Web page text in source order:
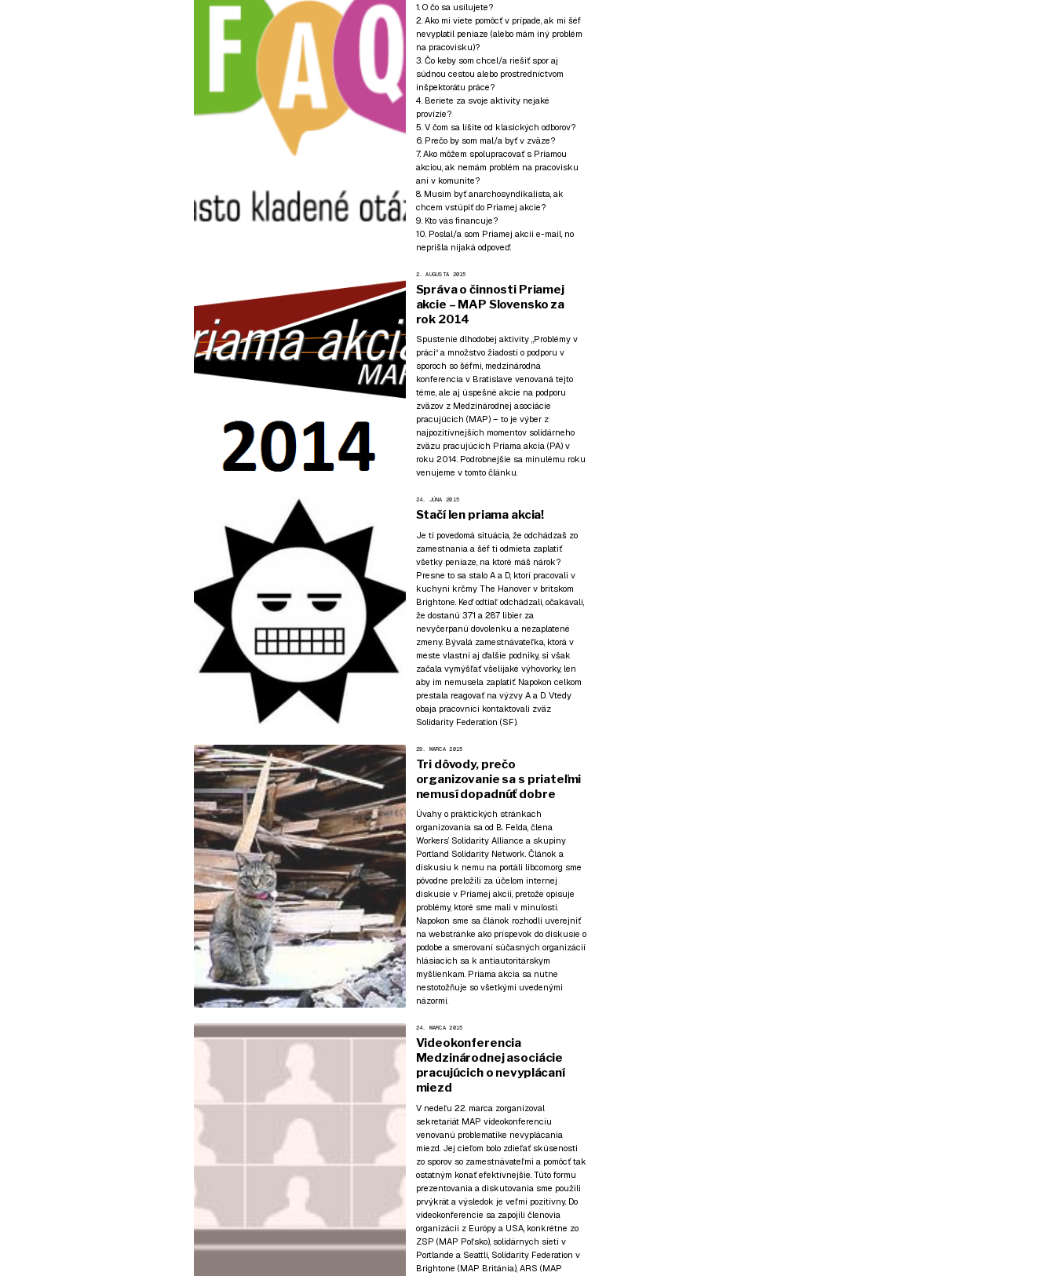
1. O čo sa usilujete?
2. Ako mi viete pomôcť v prípade, ak mi šéf
nevyplatil peniaze (alebo mám iný problém
na pracovisku)?
3. Čo keby som chcel/a riešiť spor aj
súdnou cestou alebo prostredníctvom
inšpektorátu práce?
4. Beriete za svoje aktivity nejaké
provízie?
5. V čom sa líšite od klasických odborov?
6. Prečo by som mal/a byť v zväze?
7. Ako môžem spolupracovať s Priamou
akciou, ak nemám problém na pracovisku
ani v komunite?
8. Musím byť anarchosyndikalista, ak
chcem vstúpiť do Priamej akcie?
9. Kto vás financuje?
10. Poslal/a som Priamej akcii e-mail, no
neprišla nijaká odpoveď.
2. AUGUSTA 2015
Správa o činnosti Priamej
akcie – MAP Slovensko za
rok 2014
Spustenie dlhodobej aktivity „Problémy v
práci“ a množstvo žiadostí o podporu v
sporoch so šéfmi, medzinárodná
konferencia v Bratislave venovaná tejto
téme, ale aj úspešné akcie na podporu
zväzov z Medzinárodnej asociácie
pracujúcich (MAP) – to je výber z
najpozitívnejších momentov solidárneho
zväzu pracujúcich Priama akcia (PA) v
roku 2014. Podrobnejšie sa minulému roku
venujeme v tomto článku.
24. JÚNA 2015
Stačí len priama akcia!
Je ti povedomá situácia, že odchádzaš zo
zamestnania a šéf ti odmieta zaplatiť
všetky peniaze, na ktoré máš nárok?
Presne to sa stalo A a D, ktorí pracovali v
kuchyni krčmy The Hanover v britskom
Brightone. Keď odtiaľ odchádzali, očakávali,
že dostanú 371 a 287 libier za
nevyčerpanú dovolenku a nezaplatené
zmeny. Bývalá zamestnávateľka, ktorá v
meste vlastní aj ďalšie podniky, si však
začala vymýšľať všelijaké výhovorky, len
aby im nemusela zaplatiť. Napokon celkom
prestala reagovať na výzvy A a D. Vtedy
obaja pracovníci kontaktovali zväz
Solidarity Federation (SF).
29. MARCA 2015
Tri dôvody, prečo
organizovanie sa s priateľmi
nemusí dopadnúť dobre
Úvahy o praktických stránkach
organizovania sa od B. Felda, člena
Workers’ Solidarity Alliance a skupiny
Portland Solidarity Network. Článok a
diskusiu k nemu na portáli libcom.org sme
pôvodne preložili za účelom internej
diskusie v Priamej akcii, pretože opisuje
problémy, ktoré sme mali v minulosti.
Napokon sme sa článok rozhodli uverejniť
na webstránke ako príspevok do diskusie o
podobe a smerovaní súčasných organizácií
hlásiacich sa k antiautoritárskym
myšlienkam. Priama akcia sa nutne
nestotožňuje so všetkými uvedenými
názormi.
24. MARCA 2015
Videokonferencia
Medzinárodnej asociácie
pracujúcich o nevyplácaní
miezd
V nedeľu 22. marca zorganizoval
sekretariát MAP videokonferenciu
venovanú problematike nevyplácania
miezd. Jej cieľom bolo zdieľať skúsenosti
zo sporov so zamestnávateľmi a pomôcť tak
ostatným konať efektívnejšie. Túto formu
prezentovania a diskutovania sme použili
prvýkrát a výsledok je veľmi pozitívny. Do
videokonferencie sa zapojili členovia
organizácií z Európy a USA, konkrétne zo
ZSP (MAP Poľsko), solidárnych sietí v
Portlande a Seattli, Solidarity Federation v
Brightone (MAP Británia), ARS (MAP